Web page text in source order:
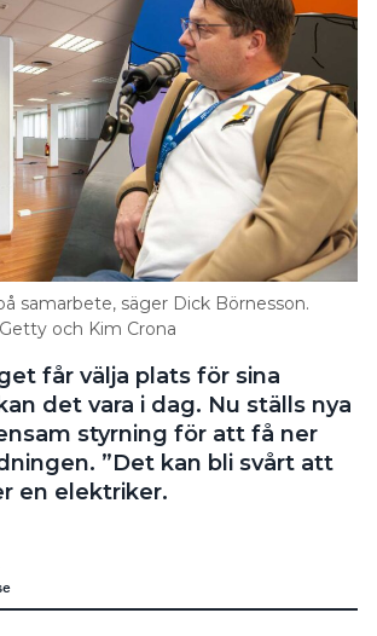
samarbete, säger Dick Börnesson.
och Kim Crona
får välja plats för sina
det vara i dag. Nu ställs nya
styrning för att få ner
”Det kan bli svårt att
en elektriker.